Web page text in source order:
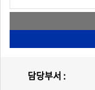
담당부서 :